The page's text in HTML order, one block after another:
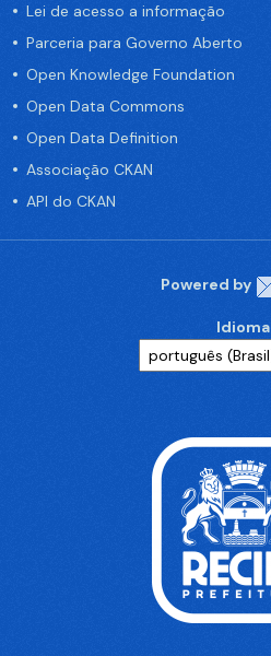
Lei de acesso a informação
Parceria para Governo Aberto
Open Knowledge Foundation
Open Data Commons
Open Data Definition
Associação CKAN
API do CKAN
Powered by
Idioma